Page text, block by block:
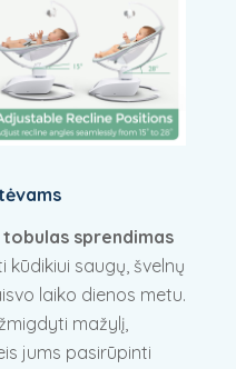
tobulas sprendimas
kūdikiui saugų, švelnų
laiko dienos metu.
mažylį,
jums pasirūpinti